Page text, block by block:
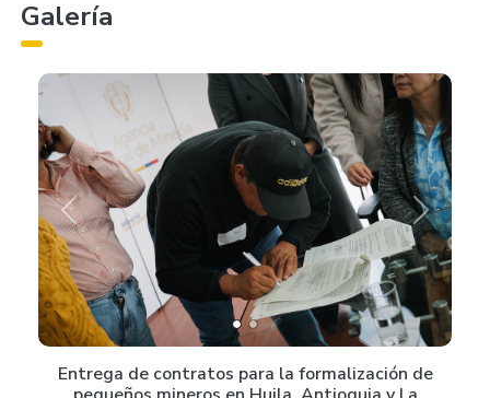
Galería
Previous Next
Entrega de contratos para la formalización de